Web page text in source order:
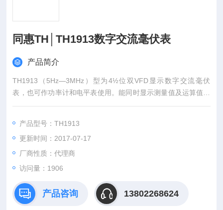
同惠TH│TH1913数字交流毫伏表
产品简介
TH1913（5Hz—3MHz）型为4½位双VFD显示数字交流毫伏
表，也可作功率计和电平表使用。能同时显示测量值及运算值。
采用智能化微处理器控制技术、优良的放大器电路和A/D线性检
伏表具有体积小、重量轻、稳定可靠性高、测量速度快、频率响
应误差小等优良性能。
产品型号：TH1913
更新时间：2017-07-17
厂商性质：代理商
访问量：1906
产品咨询 13802268624